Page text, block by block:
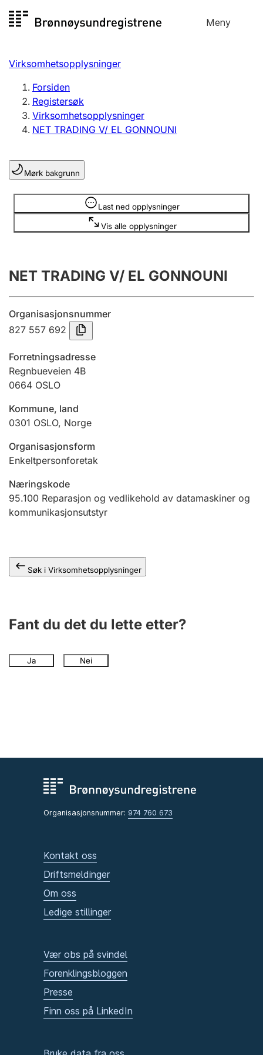
til
Meny
Registersøk
Aksjeselskap
Enkeltpersonforetak
Registrere, endre, slette
Lag og forening
Registrere, endre, slette
Innsending og forsinkelsesgebyr
Jeger
Ektepaktveileder
Offentlig sektor
Virksomhetsopplysninger
Forsiden
Registersøk
Virksomhetsopplysninger
NET TRADING V/ EL GONNOUNI
Mørk bakgrunn
Last ned opplysninger
Vis alle opplysninger
Opplysninger er skjult
NET TRADING V/ EL GONNOUNI
Organisasjonsnummer
827 557 692
Forretningsadresse
Regnbueveien 4B
0664 OSLO
Kommune, land
0301 OSLO, Norge
Organisasjonsform
Enkeltpersonforetak
Næringskode
95.100 Reparasjon og vedlikehold av datamaskiner og
kommunikasjonsutstyr
Søk i Virksomhetsopplysninger
Fant du det du lette etter?
Ja Nei
Organisasjonsnummer: 974 760 673
Kontakt oss
Driftsmeldinger
Om oss
Ledige stillinger
Vær obs på svindel
Forenklingsbloggen
Presse
Finn oss på LinkedIn